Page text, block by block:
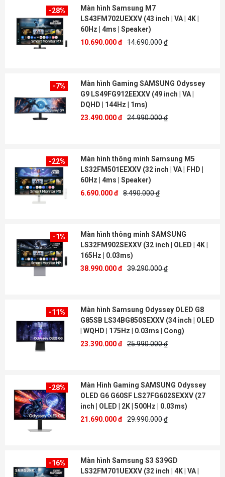
-28%
Màn hình Samsung M7
LS43FM702UEXXV (43 inch | VA | 4K |
60Hz | 4ms | Speaker)
10.690.000 đ 14.690.000 ₫
-7%
Màn hình Gaming SAMSUNG Odyssey
G9 LS49FG912EEXXV (49 inch | VA |
DQHD | 144Hz | 1ms)
23.490.000 đ 24.990.000 ₫
-22%
Màn hình thông minh Samsung M5
LS32FM501EEXXV (32 inch | VA | FHD |
60Hz | 4ms | Speaker)
6.690.000 đ 8.490.000 ₫
-1%
Màn hình thông minh SAMSUNG
LS32FM902SEXXV (32 inch | OLED | 4K |
165Hz | 0.03ms)
38.990.000 đ 39.290.000 ₫
-11%
Màn hình Samsung Odyssey OLED G8
G85SB LS34BG850SEXXV (34 inch | OLED
| WQHD | 175Hz | 0.03ms | Cong)
23.390.000 đ 25.990.000 ₫
-28%
Màn Hình Gaming SAMSUNG Odyssey
OLED G6 G60SF LS27FG602SEXXV (27
inch | OLED | 2K | 500Hz | 0.03ms)
21.690.000 đ 29.990.000 ₫
-16%
Màn hình Samsung S3 S39GD
LS32FM701UEXXV (32 inch | 4K | VA |